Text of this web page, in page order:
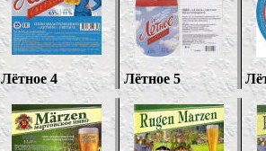
Лётное4 Лётное 5